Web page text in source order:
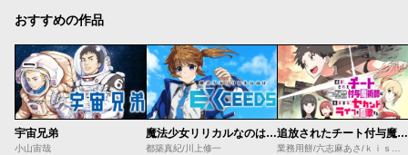
おすすめの作品
宇宙兄弟
小山宙哉
魔法少女リリカルなのは EXCEEDS
都築真紀/川上修一
追放されたチート付与魔術師は気ままなセカンドライフを謳歌する。 ～俺は武器だけじゃなく、あらゆるものに『強化ポイント』を付与できるし、俺の意思でいつでも効果を解除できるけど、残った人たち大丈夫？～